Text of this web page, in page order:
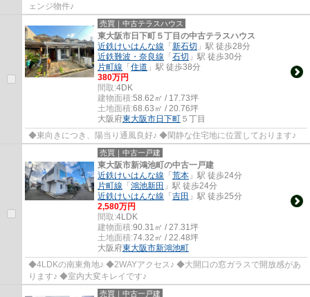
ェンジ物件♪
売買｜中古テラスハウス
東大阪市日下町５丁目の中古テラスハウス
近鉄けいはんな線 「新石切 」駅 徒歩28分
近鉄難波・奈良線 「石切 」駅 徒歩30分
片町線 「住道 」駅 徒歩38分
380万円
間取:4DK
建物面積:58.62㎡ / 17.73坪
土地面積:68.63㎡ / 20.76坪
大阪府東大阪市日下町 ５丁目
◆東向きにつき、陽当り通風良好♪ ◆閑静な住宅地に位置しております♪
売買｜中古一戸建
東大阪市新鴻池町の中古一戸建
近鉄けいはんな線 「荒本 」駅 徒歩24分
片町線 「鴻池新田 」駅 徒歩24分
近鉄けいはんな線 「吉田 」駅 徒歩25分
2,580万円
間取:4LDK
建物面積:90.31㎡ / 27.31坪
土地面積:74.32㎡ / 22.48坪
大阪府東大阪市新鴻池町
◆4LDKの南東角地♪ ◆2WAYアクセス♪ ◆大開口の窓ガラスで開放感があ
ります♪ ◆室内大変キレイです♪
売買｜中古一戸建